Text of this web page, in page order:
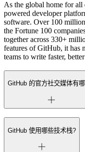
As the global home for
powered developer
software. Over 100
the Fortune 100
together across 330+
features of GitHub, it has
teams to write faster,
GitHub 的官方社交媒体有
GitHub 使用哪些技术栈?